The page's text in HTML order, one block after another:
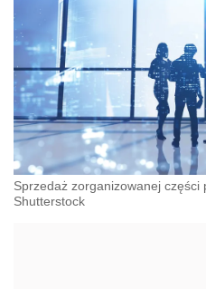
Sprzedaż zorganizowanej części
Shutterstock